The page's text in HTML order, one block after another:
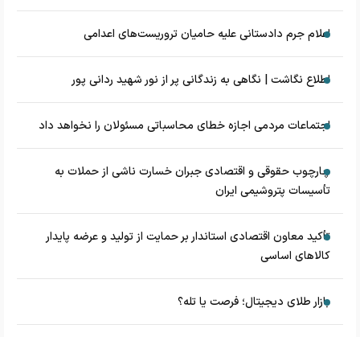
اعلام جرم دادستانی علیه حامیان تروریست‌های اعدامی
اطلاع نگاشت | نگاهی به زندگانی پر از نور شهید ردانی پور
اجتماعات مردمی اجازه خطای محاسباتی مسئولان را نخواهد داد
چارچوب حقوقی و اقتصادی جبران خسارت ناشی از حملات به
تأسیسات پتروشیمی ایران
تأکید معاون اقتصادی استاندار بر حمایت از تولید و عرضه پایدار
کالاهای اساسی
بازار طلای دیجیتال؛ فرصت یا تله؟